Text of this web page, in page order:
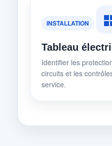
INSTALLATION
Tableau
Identifier les
circuits et les
service.